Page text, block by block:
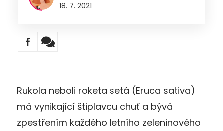
18. 7. 2021
Rukola neboli roketa setá (Eruca sativa)
má vynikající štiplavou chuť a bývá
zpestřením každého letního zeleninového